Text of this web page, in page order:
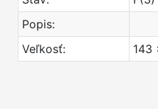
Popis:
Veľkosť:
143